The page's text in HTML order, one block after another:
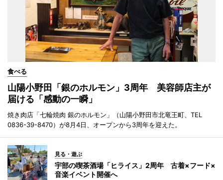
食べる
山陽小野田「銀のホルモン」3周年 美容師店主が
届ける「感動の一瞬」
焼き肉店「七輪焼肉 銀のホルモン」（山陽小野田市北竜王町、TEL
0836-39-8470）が8月4日、オープンから3周年を迎えた。
見る・遊ぶ
宇部の喫茶酒場「ヒライス」2周年 古着×フード×
音楽イベント開催へ